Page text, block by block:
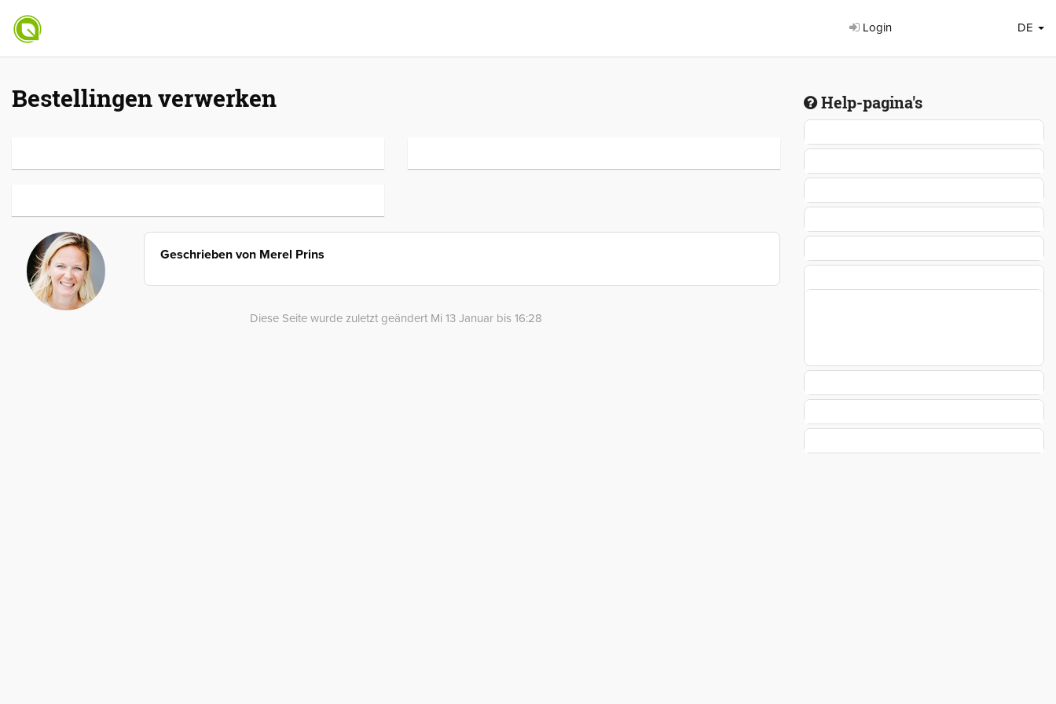
Login DE
Bestellingen verwerken
Geschrieben von Merel Prins
Diese Seite wurde zuletzt geändert Mi 13 Januar bis 16:28
Help-pagina's